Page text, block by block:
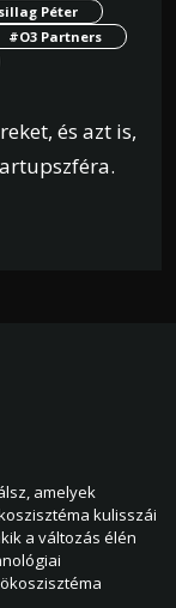
Péter
#O3 Partners
és azt is,
amelyek
kulisszái
a változás élén